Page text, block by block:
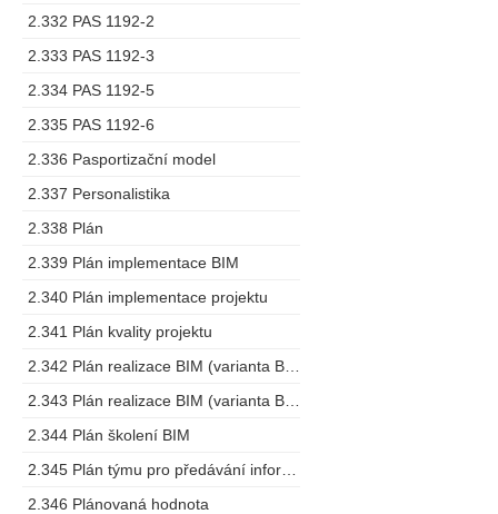
2.332 PAS 1192-2
2.333 PAS 1192-3
2.334 PAS 1192-5
2.335 PAS 1192-6
2.336 Pasportizační model
2.337 Personalistika
2.338 Plán
2.339 Plán implementace BIM
2.340 Plán implementace projektu
2.341 Plán kvality projektu
2.344 Plán školení BIM
2.346 Plánovaná hodnota